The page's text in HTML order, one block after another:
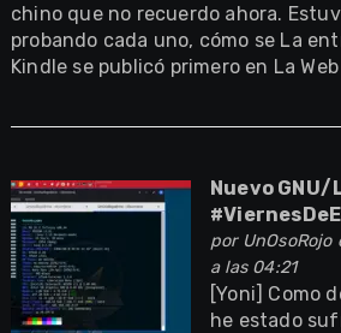
chino que no recuerdo ahora.
probando cada uno, cómo se La
Kindle se publicó primero en La
Nuevo
por UnOsoRojo
a las 04:21
[Yoni] Como
he estado